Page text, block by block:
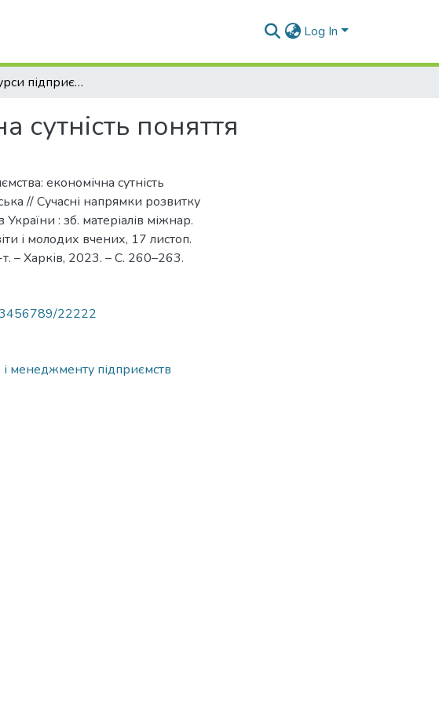
Log In
Трудові ресурси підприємства: економічна сутність поняття
сутність поняття
економічна сутність
// Сучасні напрямки розвитку
: зб. матеріалів міжнар.
і молодих вчених, 17 листоп.
– Харків, 2023. – С. 260–263.
22222
менеджменту підприємств